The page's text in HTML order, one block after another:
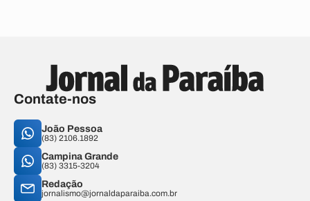
Contate-nos
João Pessoa
(83) 2106.1892
Campina Grande
(83) 3315-3204
Redação
jornalismo@jornaldaparaiba.com.br